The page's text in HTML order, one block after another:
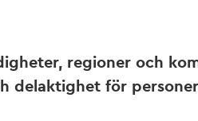
regioner och
delaktighet för